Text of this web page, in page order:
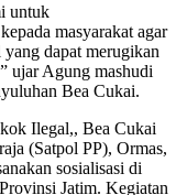
untuk
masyarakat agar
dapat merugikan
ujar Agung mashudi
Bea Cukai.
Ilegal,, Bea Cukai
(Satpol PP), Ormas,
sosialisasi di
Jatim. Kegiatan